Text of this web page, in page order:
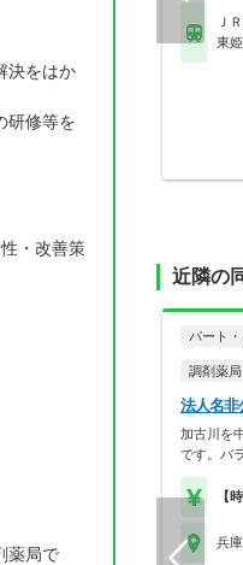
決をはか
研修等を
・改善策
薬局で
Ｊ
東
近隣の
パート
調剤薬局
法人名非
加古川を
です。バ
【
兵